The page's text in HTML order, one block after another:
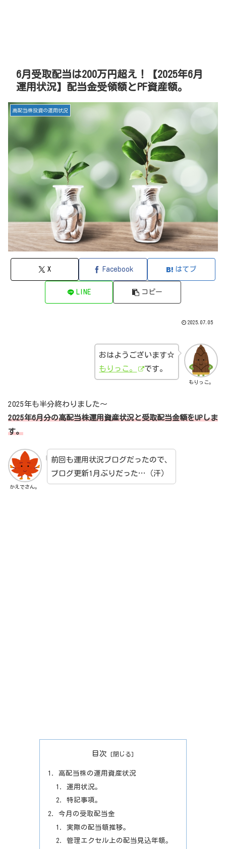
6月受取配当は200万円超え！【2025年6月
運用状況】配当金受領額とPF資産額。
高配当株投資の運用状況
X Facebook はてブ
LINE コピー
2025.07.05
もりっこ。
おはようございます☆
もりっこ。
です。
2025年も半分終わりました～
2025年6月分の高配当株運用資産状況と受取配当金額をUPしま
す。
かえでさん。
前回も運用状況ブログだったので、
ブログ更新1月ぶりだった…（汗）
目次
高配当株の運用資産状況
運用状況。
特記事項。
今月の受取配当金
実際の配当額推移。
管理エクセル上の配当見込年額。